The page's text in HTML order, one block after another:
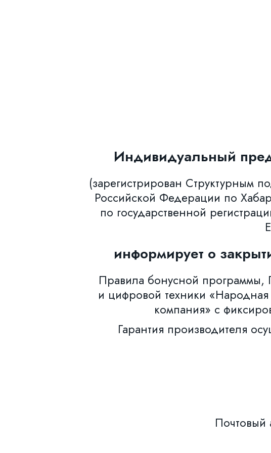
Индивидуальный
(зарегистрирован Структурным
Российской Федерации по
по государственной
информирует о
Правила бонусной программы,
и цифровой техники
компания» с
Гарантия производителя
Почтовый